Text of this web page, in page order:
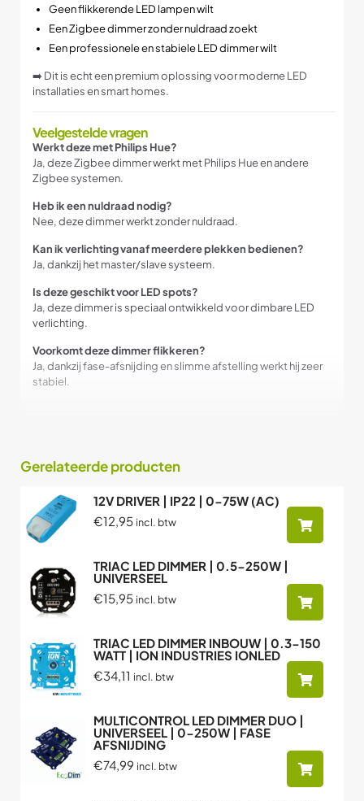
Geen flikkerende LED lampen wilt
Een Zigbee dimmer zonder nuldraad zoekt
Een professionele en stabiele LED dimmer wilt
➡️ Dit is echt een premium oplossing voor moderne LED
installaties en smart homes.
Veelgestelde vragen
Werkt deze met Philips Hue?
Ja, deze Zigbee dimmer werkt met Philips Hue en andere
Zigbee systemen.
Heb ik een nuldraad nodig?
Nee, deze dimmer werkt zonder nuldraad.
Kan ik verlichting vanaf meerdere plekken bedienen?
Ja, dankzij het master/slave systeem.
Is deze geschikt voor LED spots?
Ja, deze dimmer is speciaal ontwikkeld voor dimbare LED
verlichting.
Voorkomt deze dimmer flikkeren?
Ja, dankzij fase-afsnijding en slimme afstelling werkt hij zeer
stabiel.
Gerelateerde producten
12V DRIVER | IP22 | 0-75W (AC)
€12,95 incl. btw
TRIAC LED DIMMER | 0.5-250W |
UNIVERSEEL
€15,95 incl. btw
TRIAC LED DIMMER INBOUW | 0.3-150
WATT | ION INDUSTRIES IONLED
€34,11 incl. btw
MULTICONTROL LED DIMMER DUO |
UNIVERSEEL | 0-250W | FASE
AFSNIJDING
€74,99 incl. btw